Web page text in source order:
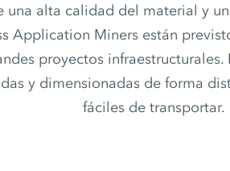
una alta calidad del material y
Application Miners están
proyectos infraestructurales.
y dimensionadas de forma
fáciles de transportar.